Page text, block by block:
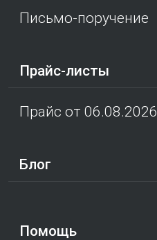
Письмо-поручение
Прайс-листы
Прайс от 06.08.2026
Блог
Помощь